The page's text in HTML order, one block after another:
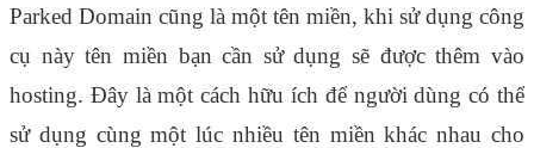
Parked Domain cũng là một tên miền, khi sử dụng công
cụ này tên miền bạn cần sử dụng sẽ được thêm vào
hosting. Đây là một cách hữu ích để người dùng có thể
sử dụng cùng một lúc nhiều tên miền khác nhau cho